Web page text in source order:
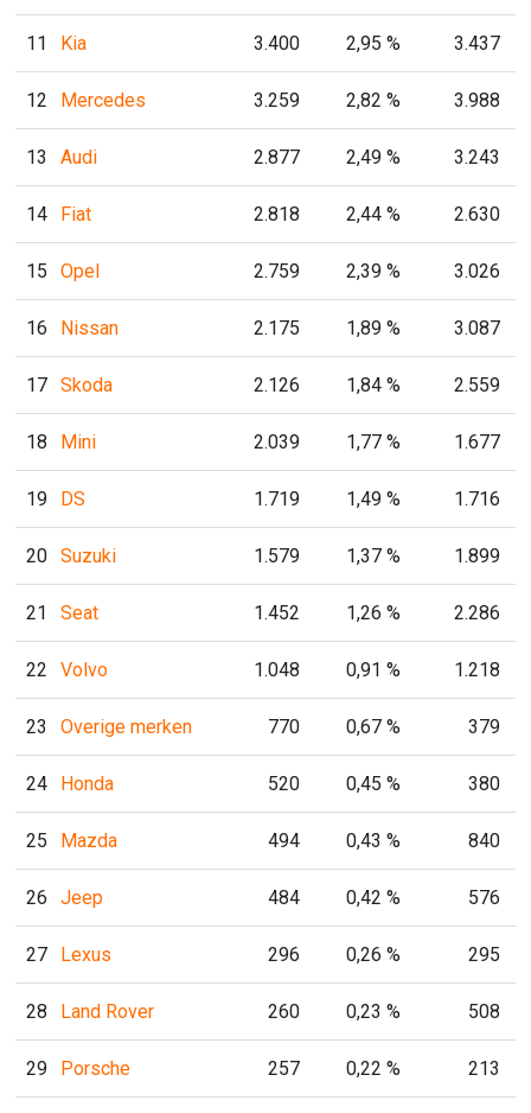
11 Kia 3.400 2,95 % 3.437
12 Mercedes 3.259 2,82 % 3.988
13 Audi 2.877 2,49 % 3.243
14 Fiat 2.818 2,44 % 2.630
15 Opel 2.759 2,39 % 3.026
16 Nissan 2.175 1,89 % 3.087
17 Skoda 2.126 1,84 % 2.559
18 Mini 2.039 1,77 % 1.677
19 DS 1.719 1,49 % 1.716
20 Suzuki 1.579 1,37 % 1.899
21 Seat 1.452 1,26 % 2.286
22 Volvo 1.048 0,91 % 1.218
23 Overige merken 770 0,67 % 379
24 Honda 520 0,45 % 380
25 Mazda 494 0,43 % 840
26 Jeep 484 0,42 % 576
27 Lexus 296 0,26 % 295
28 Land Rover 260 0,23 % 508
29 Porsche 257 0,22 % 213